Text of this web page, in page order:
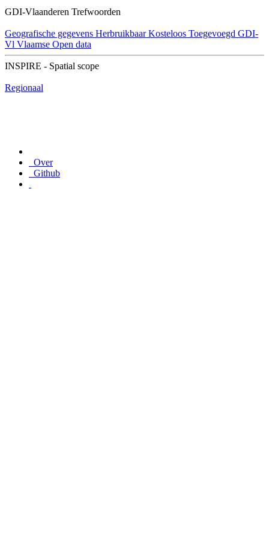
GDI-Vlaanderen Trefwoorden
Geografische gegevens Herbruikbaar Kosteloos Toegevoegd GDI-
Vl Vlaamse Open data
INSPIRE - Spatial scope
Regionaal
Over
Github